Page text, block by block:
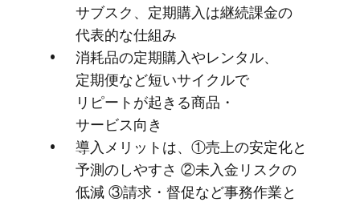
サブスク、​定期購入は​継続課金の​
代表的な​仕組み
消耗品の​定期購入や​レンタル、​
定期便など​短い​サイクルで​
リピートが​起きる​商品・
サービス向き
導入メリットは、​①売上の​安定化と​
予測の​しやすさ ​②未入金リスクの​
低減 ③請求・督促など​事務作業と​